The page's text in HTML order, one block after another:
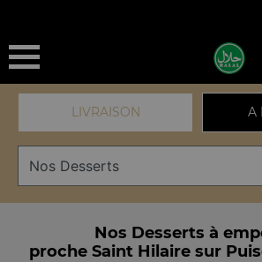
LIVRAISON A
Nos Desserts à
proche Saint Hilaire sur